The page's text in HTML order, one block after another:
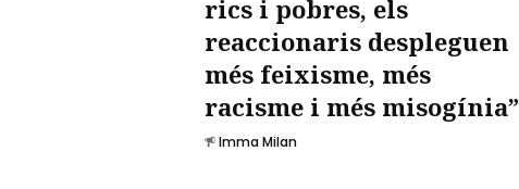
rics i pobres, els
reaccionaris despleguen
més feixisme, més
racisme i més misogínia”
Imma Milan